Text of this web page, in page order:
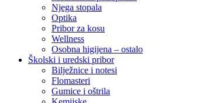
Njega stopala
Optika
Pribor za kosu
Wellness
Osobna higijena – ostalo
Školski i uredski pribor
Bilježnice i notesi
Flomasteri
Gumice i oštrila